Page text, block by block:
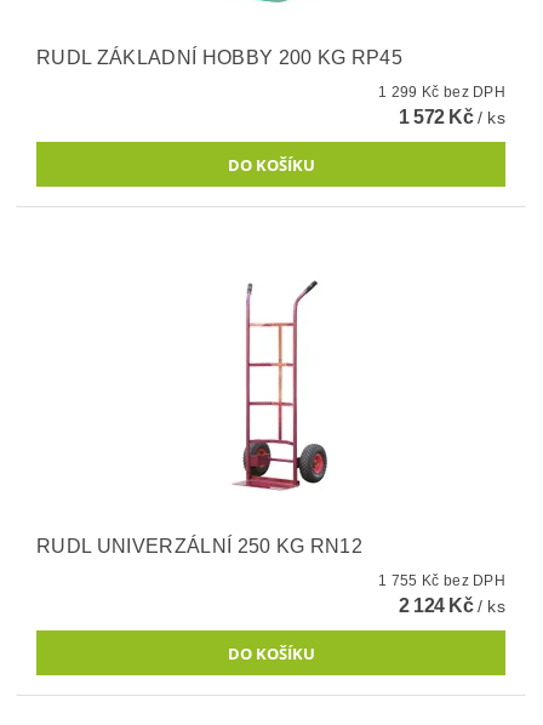
RUDL ZÁKLADNÍ HOBBY 200 KG RP45
1 299 Kč bez DPH
1 572 Kč/ ks
RUDL UNIVERZÁLNÍ 250 KG RN12
1 755 Kč bez DPH
2 124 Kč/ ks